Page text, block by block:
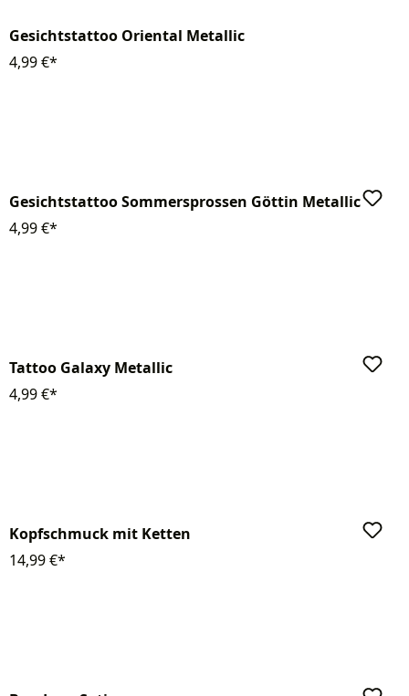
Gesichtstattoo Oriental Metallic
4,99 €*
Gesichtstattoo Sommersprossen Göttin Metallic
4,99 €*
Tattoo Galaxy Metallic
4,99 €*
Kopfschmuck mit Ketten
14,99 €*